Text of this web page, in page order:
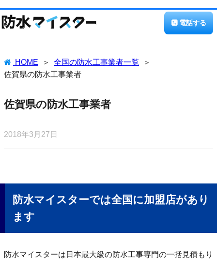
電話する
HOME
全国の防水工事業者一覧
佐賀県の防水工事業者
佐賀県の防水工事業者
2018年3月27日
防水マイスターでは全国に加盟店があり
ます
防水マイスターは日本最大級の防水工事専門の一括見積もり